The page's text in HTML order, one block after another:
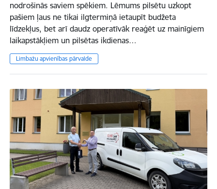
nodrošinās saviem spēkiem. Lēmums pilsētu uzkopt
pašiem ļaus ne tikai ilgtermiņā ietaupīt budžeta
līdzekļus, bet arī daudz operatīvāk reaģēt uz mainīgiem
laikapstākļiem un pilsētas ikdienas…
Limbažu apvienības pārvalde